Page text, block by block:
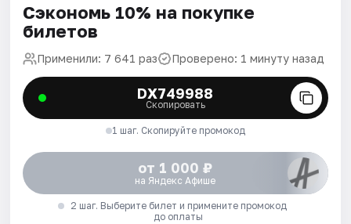
Сэкономь 10% на покупке
билетов
Применили: 7 641 раз Проверено: 1 минуту назад
DX749988
Скопировать
1 шаг. Скопируйте промокод
от 1 000 ₽
на Яндекс Афише
2 шаг. Выберите билет и примените промокод
до оплаты